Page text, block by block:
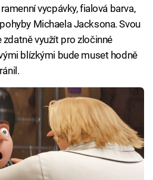
vycpávky, fialová barva,
Michaela Jacksona. Svou
využít pro zločinné
blízkými bude muset hodně